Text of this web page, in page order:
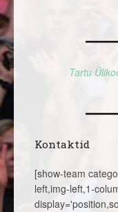
Tartu
Kontaktid
[show-team
left,img-left,1-